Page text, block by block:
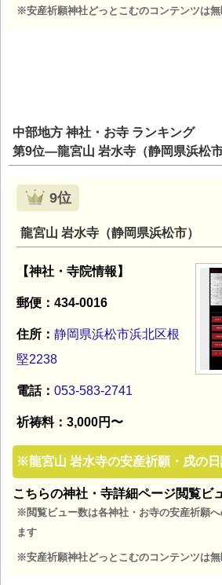
※安産祈願神社どっとこむのコンテンツは
中部地方 神社・お寺 ランキング
第9位―龍宮山 岩水寺（静岡県浜松市
9位
龍宮山 岩水寺（静岡県浜松市）
【神社・寺院情報】
郵便：434-0016
住所： 静岡県浜松市浜北区根
堅2238
電話： 053-583-2741
祈祷料：3,000円〜
※龍宮山 岩水寺の安産祈願・戌の
こちらの神社・寺詳細ページ閲覧ビ
※閲覧ビュー数は各神社・お寺の安産祈願
ます
※安産祈願神社どっとこむのコンテンツは